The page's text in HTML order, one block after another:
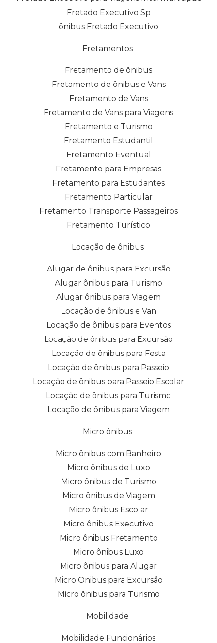
Fretado Executivo Sp
ônibus Fretado Executivo
Fretamentos
Fretamento de ônibus
Fretamento de ônibus e Vans
Fretamento de Vans
Fretamento de Vans para Viagens
Fretamento e Turismo
Fretamento Estudantil
Fretamento Eventual
Fretamento para Empresas
Fretamento para Estudantes
Fretamento Particular
Fretamento Transporte Passageiros
Fretamento Turístico
Locação de ônibus
Alugar de ônibus para Excursão
Alugar ônibus para Turismo
Alugar ônibus para Viagem
Locação de ônibus e Van
Locação de ônibus para Eventos
Locação de ônibus para Excursão
Locação de ônibus para Festa
Locação de ônibus para Passeio
Locação de ônibus para Passeio Escolar
Locação de ônibus para Turismo
Locação de ônibus para Viagem
Micro ônibus
Micro ônibus com Banheiro
Micro ônibus de Luxo
Micro ônibus de Turismo
Micro ônibus de Viagem
Micro ônibus Escolar
Micro ônibus Executivo
Micro ônibus Fretamento
Micro ônibus Luxo
Micro ônibus para Alugar
Micro Onibus para Excursão
Micro ônibus para Turismo
Mobilidade
Mobilidade Funcionários